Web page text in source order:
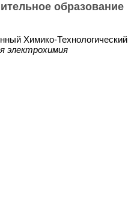
образование
Химико-Технологический
электрохимия